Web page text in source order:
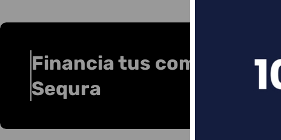
Financia tus compras con
Sequra